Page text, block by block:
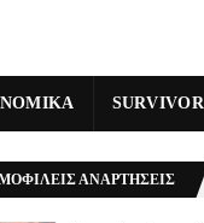
SURVIVOR
ΑΝΑΡΤΗΣΕΙΣ